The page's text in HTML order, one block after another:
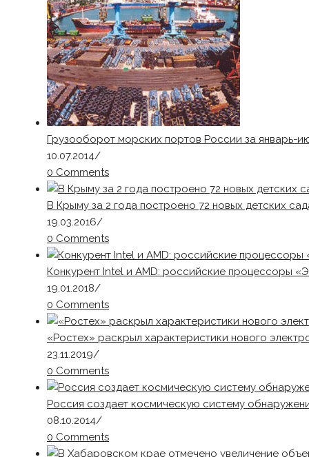
Грузооборот морских портов России за январь-
10.07.2014/
0 Comments
В Крыму за 2 года построено 72 новых детских
19.03.2016/
0 Comments
Конкурент Intel и AMD: российские процессоры
19.01.2018/
0 Comments
«Ростех» раскрыл характеристики нового
23.11.2019/
0 Comments
Россия создает космическую систему
08.10.2014/
0 Comments